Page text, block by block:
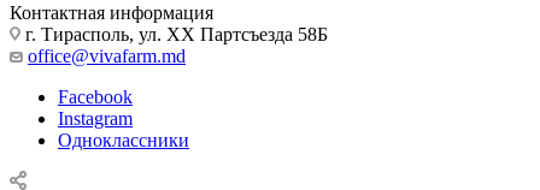
Контактная информация
г. Тирасполь, ул. ХХ Партсъезда 58Б
office@vivafarm.md
Facebook
Instagram
Одноклассники